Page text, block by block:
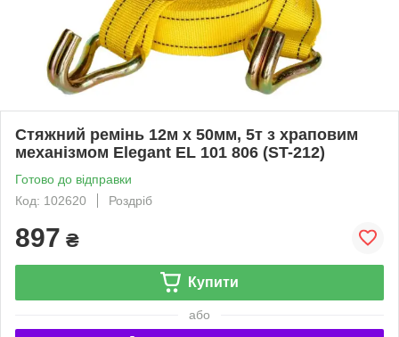
Стяжний ремінь 12м х 50мм, 5т з храповим
механізмом Elegant EL 101 806 (ST-212)
Готово до відправки
Код: 102620
Роздріб
897 ₴
Купити
або